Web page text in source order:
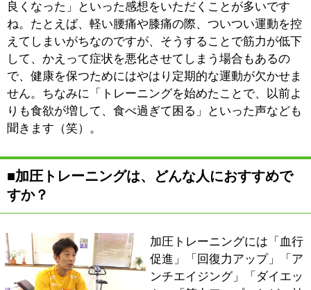
加圧は、負荷の少ないトレーニングではありますが、そ
れでも会員さんが万が一にも怪我をしないよう、安全第
一を心がけています。
その上で、私はコミュニケーションを大切にしていま
す。たとえば、トレーニングを行う際には、どこの筋肉
をターゲットにするのかを事前に説明させていただき、
途中で効果の有無を確認しながら進めていきます。会員
さんそれぞれ、体の使い方も違いますし、関節の柔らか
さなども異なりますので、コミュニケーションを取りな
がら、その人に合ったトレーニングを行うようにしてい
実は、私自身、高校時代のクラブ活動で、肩を痛めてし
まった経験があります。その経験を踏まえて今思うの
は、予防と言いますか、怪我をしない体づくりの大切さ
です。怪我をしてしまうと、外出するのが億劫になり、
ちも生き生きとしていられます。会員さんたちには、そ
うした健康の大切さも伝えていきたいと思っています。
■最後に地域の皆様にメッセージをお願いしま